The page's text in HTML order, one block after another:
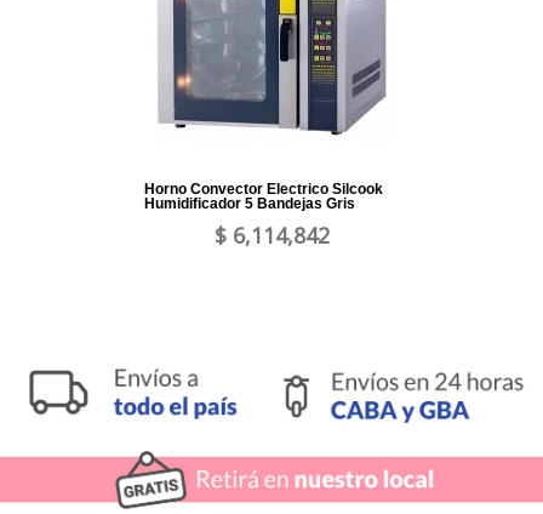
Horno Convector Electrico Silcook
Humidificador 5 Bandejas Gris
$ 6,114,842